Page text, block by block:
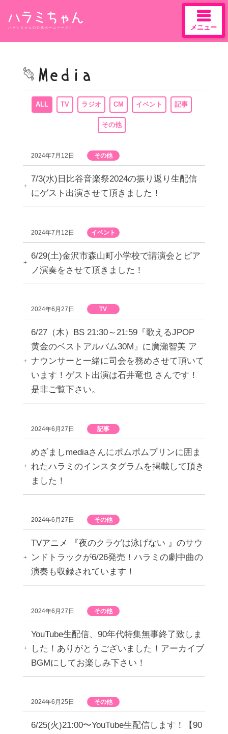
content
ハラミちゃんの公式ホームページ♪ メニュー
ALL TV ラジオ CM イベント 記事
その他
2024年7月12日 その他
7/3(水)日比谷音楽祭2024の振り返り生配信
にゲスト出演させて頂きました！
2024年7月12日 イベント
6/29(土)金沢市森山町小学校で講演会とピア
ノ演奏をさせて頂きました！
2024年6月27日 TV
6/27（木）BS 21:30～21:59『歌えるJPOP
黄金のベストアルバム30M』に廣瀬智美 ア
ナウンサーと一緒に司会を務めさせて頂いて
います！ゲスト出演は石井竜也 さんです！
是非ご覧下さい。
2024年6月27日 記事
めざましmediaさんにポムポムプリンに囲ま
れたハラミのインスタグラムを掲載して頂き
ました！
2024年6月27日 その他
TVアニメ 『夜のクラゲは泳げない 』のサウ
ンドトラックが6/26発売！ハラミの劇中曲の
演奏も収録されています！
2024年6月27日 その他
YouTube生配信、90年代特集無事終了致しま
した！ありがとうございました！アーカイブ
BGMにしてお楽しみ下さい！
2024年6月25日 その他
6/25(火)21:00〜YouTube生配信します！【90